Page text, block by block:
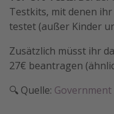
Testkits, mit denen
testet (außer Kinder
Zusätzlich müsst ihr
27€ beantragen
🔍 Quelle: